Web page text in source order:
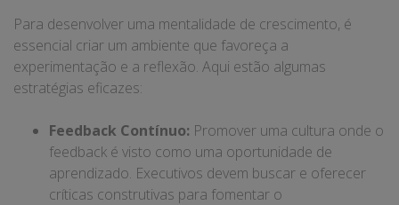
Para desenvolver uma mentalidade de crescimento, é
essencial criar um ambiente que favoreça a
experimentação e a reflexão. Aqui estão algumas
estratégias eficazes:
Feedback Contínuo: Promover uma cultura onde o
feedback é visto como uma oportunidade de
aprendizado. Executivos devem buscar e oferecer
críticas construtivas para fomentar o